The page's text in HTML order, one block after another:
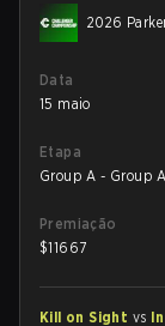
2026
Data
15 maio
Etapa
Group A - Group A
Premiação
$11667
Kill on Sight vs